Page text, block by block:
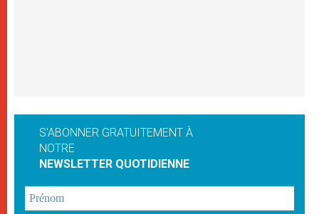
S'ABONNER GRATUITEMENT À
NOTRE
NEWSLETTER QUOTIDIENNE